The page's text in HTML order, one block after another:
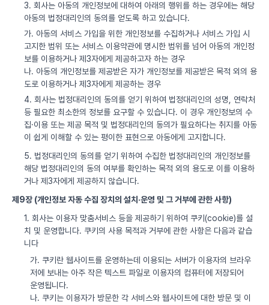
3. 회사는 아동의 개인정보에 대하여 아래의 행위를 하는 경우에는 해당
아동의 법정대리인의 동의를 얻도록 하고 있습니다.
가. 아동의 서비스 가입을 위한 개인정보를 수집하거나 서비스 가입 시
고지한 범위 또는 서비스 이용약관에 명시한 범위를 넘어 아동의 개인정
보를 이용하거나 제3자에게 제공하고자 하는 경우
나. 아동의 개인정보를 제공받은 자가 개인정보를 제공받은 목적 외의 용
도로 이용하거나 제3자에게 제공하는 경우
4. 회사는 법정대리인의 동의를 얻기 위하여 법정대리인의 성명, 연락처
등 필요한 최소한의 정보를 요구할 수 있습니다. 이 경우 개인정보의 수
집·이용 또는 제공 목적 및 법정대리인의 동의가 필요하다는 취지를 아동
이 쉽게 이해할 수 있는 평이한 표현으로 아동에게 고지합니다.
5. 법정대리인의 동의를 얻기 위하여 수집한 법정대리인의 개인정보를
해당 법정대리인의 동의 여부를 확인하는 목적 외의 용도로 이를 이용하
거나 제3자에게 제공하지 않습니다.
제9장 (개인정보 자동 수집 장치의 설치·운영 및 그 거부에 관한 사항)
1. 회사는 이용자 맞춤서비스 등을 제공하기 위하여 쿠키(cookie)를 설
치 및 운영합니다. 쿠키의 사용 목적과 거부에 관한 사항은 다음과 같습
니다
가. 쿠키란 웹사이트를 운영하는데 이용되는 서버가 이용자의 브라우
저에 보내는 아주 작은 텍스트 파일로 이용자의 컴퓨터에 저장되어
운영됩니다.
나. 쿠키는 이용자가 방문한 각 서비스와 웹사이트에 대한 방문 및 이